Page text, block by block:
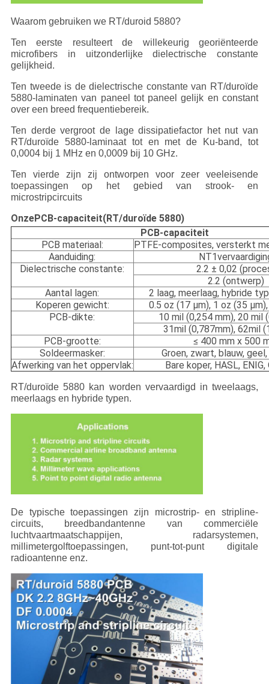
Waarom gebruiken we RT/duroid 5880?
Ten eerste resulteert de willekeurig georiënteerde
microfibers in uitzonderlijke dielectrische constante
gelijkheid.
Ten tweede is de dielectrische constante van RT/duroïde
5880-laminaten van paneel tot paneel gelijk en constant
over een breed frequentiebereik.
Ten derde vergroot de lage dissipatiefactor het nut van
RT/duroïde 5880-laminaat tot en met de Ku-band, tot
0,0004 bij 1 MHz en 0,0009 bij 10 GHz.
Ten vierde zijn zij ontworpen voor zeer veeleisende
toepassingen op het gebied van strook- en
microstripcircuits
OnzePCB-capaciteit(RT/duroïde 5880)
PCB-capaciteit
PCB materiaal:
PTFE-composites, versterkt
Aanduiding:
Dielectrische constante:
2.2 ± 0,02
2.2 (ontwerp)
Aantal lagen:
2 laag, meerlaag, hybride
Koperen gewicht:
0.5 oz (17 μm), 1 oz (35
PCB-dikte:
10 mil (0,254 mm), 20 mil
31mil (0,787mm), 62mil
PCB-grootte:
≤ 400 mm x 500
Soldeermasker:
Groen, zwart, blauw,
Afwerking van het oppervlak:
Bare koper, HASL, ENIG,
RT/duroïde 5880 kan worden vervaardigd in tweelaags,
meerlaags en hybride typen.
De typische toepassingen zijn microstrip- en stripline-
circuits, breedbandantenne van commerciële
luchtvaartmaatschappijen, radarsystemen,
millimetergolftoepassingen, punt-tot-punt digitale
radioantenne enz.